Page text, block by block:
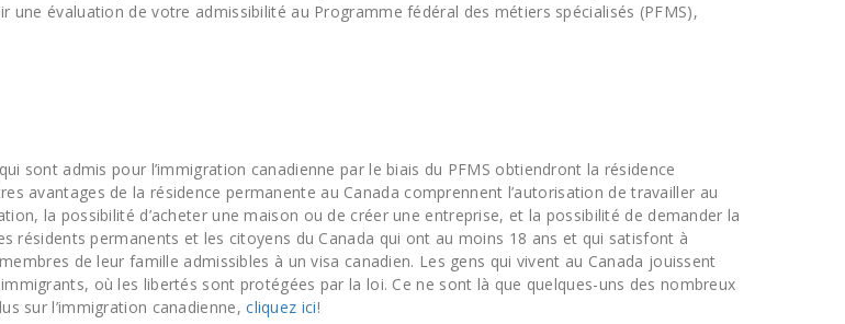
évaluation de votre admissibilité au Programme fédéral des métiers spécialisés (PFMS),
sont admis pour l’immigration canadienne par le biais du PFMS obtiendront la résidence
avantages de la résidence permanente au Canada comprennent l’autorisation de travailler au
la possibilité d’acheter une maison ou de créer une entreprise, et la possibilité de demander la
résidents permanents et les citoyens du Canada qui ont au moins 18 ans et qui satisfont à
de leur famille admissibles à un visa canadien. Les gens qui vivent au Canada jouissent
où les libertés sont protégées par la loi. Ce ne sont là que quelques-uns des nombreux
sur l’immigration canadienne,cliquez ici!